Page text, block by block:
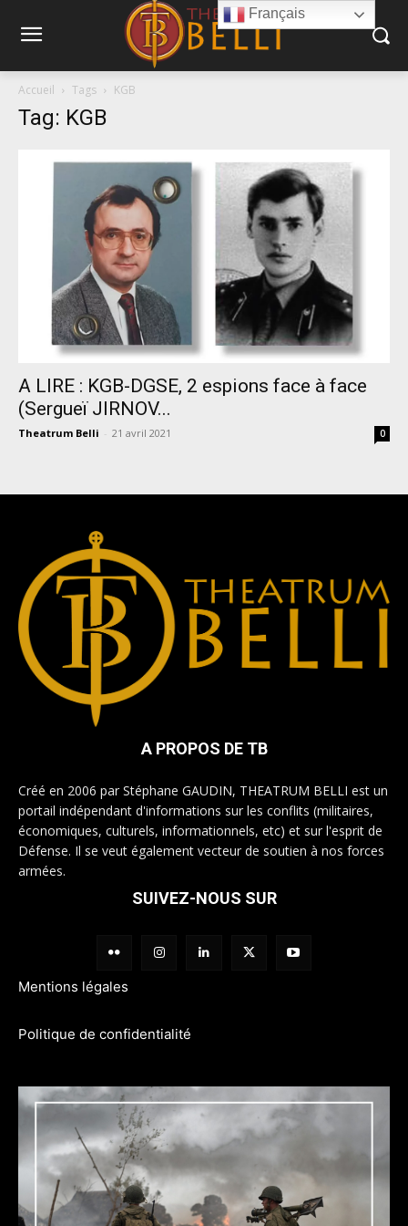
Accueil Tags KGB
Tag: KGB
A LIRE : KGB-DGSE, 2 espions face à face
(Sergueï JIRNOV...
Theatrum Belli - 21 avril 2021 0
A PROPOS DE TB
Créé en 2006 par Stéphane GAUDIN, THEATRUM BELLI est un
portail indépendant d'informations sur les conflits (militaires,
économiques, culturels, informationnels, etc) et sur l'esprit de
Défense. Il se veut également vecteur de soutien à nos forces
armées.
SUIVEZ-NOUS SUR
Mentions légales
Politique de confidentialité
Français